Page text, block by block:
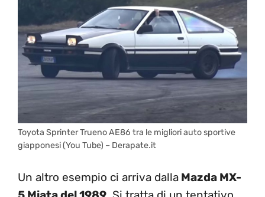
Toyota Sprinter Trueno AE86 tra le migliori auto sportive
giapponesi (You Tube) – Derapate.it
Un altro esempio ci arriva dalla Mazda MX-